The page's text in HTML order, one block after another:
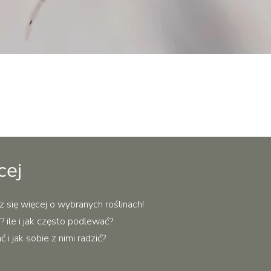
więcej o wybranych roślinach!
ile i jak często podlewać?
i jak sobie z nimi radzić?